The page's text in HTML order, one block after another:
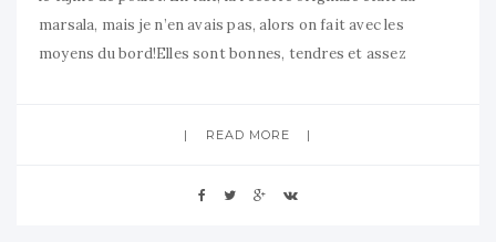
marsala, mais je n’en avais pas, alors on fait avec les
moyens du bord!Elles sont bonnes, tendres et assez
READ MORE